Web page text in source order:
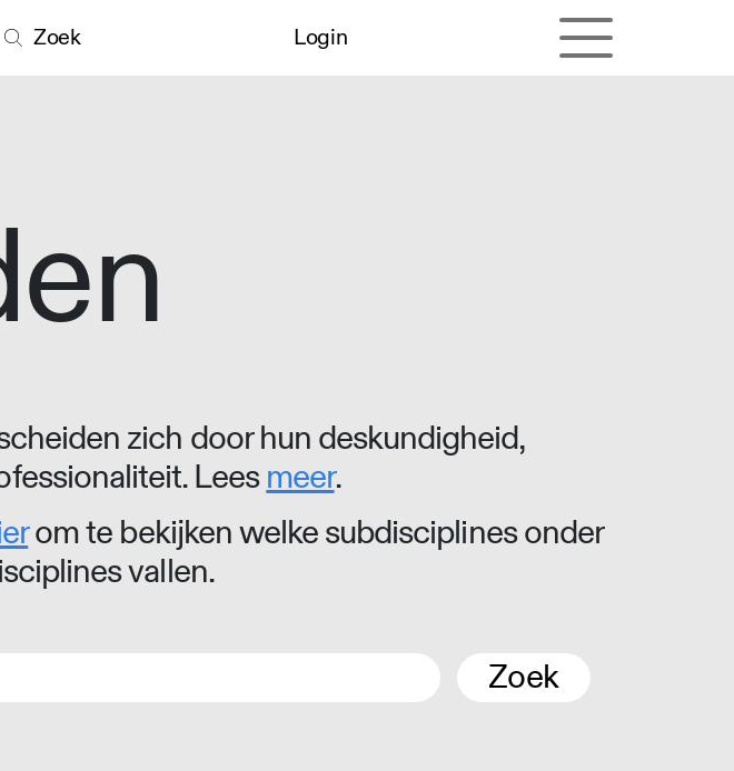
Zoek Login
zich door hun deskundigheid,
Leesmeer.
om te bekijken welke subdisciplines onder
vallen.
Zoek